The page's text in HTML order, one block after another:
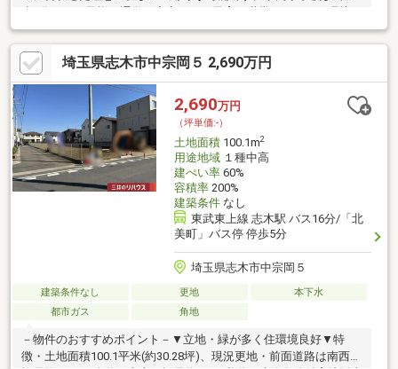
整っています。また、和光富士見バイパスが利用しやすく、お車
での移動もスムーズ。志木駅からは都心へのアクセスも良好で、
通勤・通学にも便利です。トラストステージならではの充実した
設備仕様で、快適かつ安心して長く暮らせる住まいをご提案いた
します。「見学カレンダーから見学日設定していただけます」そ
のほか気になることなどもぜひこの機会に聞いていただければと
思います♪
埼玉県志木市中宗岡５ 2,690万円
2,690万円
（坪単価:-）
土地面積100.1m2
用途地域１種中高
建ぺい率60%
容積率200%
建築条件なし
東武東上線 志木駅 バス16分/「北
美町」バス停 停歩5分
埼玉県志木市中宗岡５
建築条件なし 更地
本下水
都市ガス
角地
－物件のおすすめポイント－▼立地・緑が多く住環境良好▼特
徴・土地面積100.1平米(約30.28坪)、現況更地・前面道路は南西側